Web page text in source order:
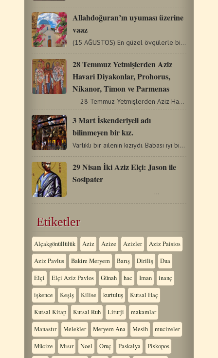
Allahdoğuran’ın uyuması üzerine
vaaz
(15 AĞUSTOS) En güzel övgülerle birlikte, bugün Kilise,…
28 Temmuz Yetmişlerden Aziz
Havari Diyakonlar, Prohorus,
Nikanor, Timon ve Parmenas
28 Temmuz Yetmişlerden Aziz Havari Diyakonlar,…
3 Mart İskenderiyeli adı
bilinmeyen bir kız.
Varlıklı bir ailenin kızıydı. Babası iyi bir kişi olup…
29 Nisan İki Aziz Elçi: Jason ile
Sosipater
…
Etiketler
Alçakgönüllülük Aziz Azize Azizler Aziz Paisios
Aziz Pavlus Bakire Meryem Barış Diriliş Dua
Elçi Elçi Aziz Pavlos Günah hac Iman inanç
işkence Keşiş Kilise kurtuluş Kutsal Haç
Kutsal Kitap Kutsal Ruh Liturji makamlar
Manastır Melekler Meryem Ana Mesih mucizeler
Mücize Mısır Noel Oruç Paskalya Piskopos